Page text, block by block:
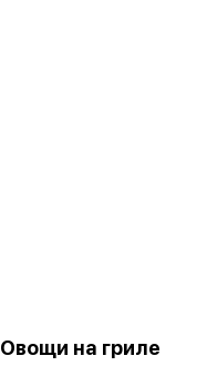
Овощи на гриле